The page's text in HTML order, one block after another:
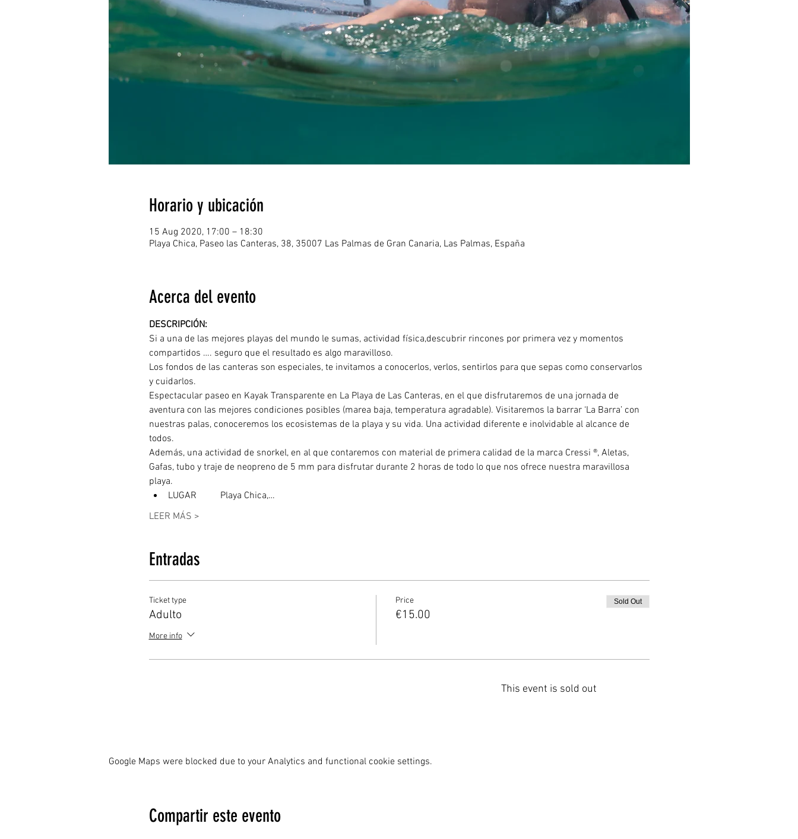
Horario y ubicación
15 Aug 2020, 17:00 – 18:30
Playa Chica, Paseo las Canteras, 38, 35007 Las Palmas de Gran Canaria, Las Palmas, España
Acerca del evento
DESCRIPCIÓN:
Si a una de las mejores playas del mundo le sumas, actividad física,descubrir rincones por primera vez y momentos
compartidos …. seguro que el resultado es algo maravilloso.
Los fondos de las canteras son especiales, te invitamos a conocerlos, verlos, sentirlos para que sepas como conservarlos
y cuidarlos.
Espectacular paseo en Kayak Transparente en La Playa de Las Canteras, en el que disfrutaremos de una jornada de
aventura con las mejores condiciones posibles (marea baja, temperatura agradable). Visitaremos la barrar ‘La Barra’ con
nuestras palas, conoceremos los ecosistemas de la playa y su vida. Una actividad diferente e inolvidable al alcance de
todos.
Además, una actividad de snorkel, en al que contaremos con material de primera calidad de la marca Cressi ®, Aletas,
Gafas, tubo y traje de neopreno de 5 mm para disfrutar durante 2 horas de todo lo que nos ofrece nuestra maravillosa
playa.
LUGAR	  Playa Chica,…
LEER MÁS >
Entradas
Ticket type
Adulto
More info
Price
€15.00
Sold Out
This event is sold out
Google Maps were blocked due to your Analytics and functional cookie settings.
Compartir este evento